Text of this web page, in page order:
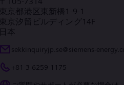
京都港区東新橋1-9-1
京汐留ビルディング14F
本
sekkinquiryjp.se@siemens-
+81 3 6259 1175